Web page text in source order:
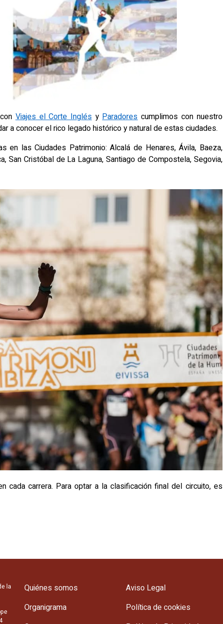
conViajes el Corte Inglés yParadorescumplimos con nuestro
a conocer el rico legado histórico y natural de estas ciudades.
en las Ciudades Patrimonio:Alcalá de Henares, Ávila, Baeza,
San Cristóbal de La Laguna, Santiago de Compostela, Segovia,
cada carrera. Para optar a la clasificación final del circuito, es
la
Quiénes somos
Organigrama
Aviso Legal
Política de cookies